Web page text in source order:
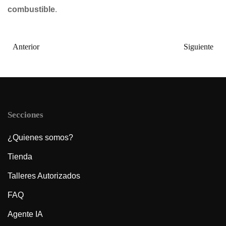
combustible.
Anterior Siguiente
Secciones
¿Quienes somos?
Tienda
Talleres Autorizados
FAQ
Agente IA